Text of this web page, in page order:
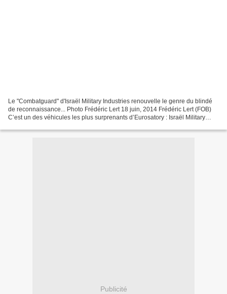
Le "Combatguard" d'Israël Military Industries renouvelle le genre du blindé
de reconnaissance... Photo Frédéric Lert 18 juin, 2014 Frédéric Lert (FOB)
C’est un des véhicules les plus surprenants d’Eurosatory : Israël Military
Publicité